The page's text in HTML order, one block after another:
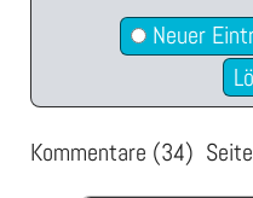
Neuer
Kommentare (34)